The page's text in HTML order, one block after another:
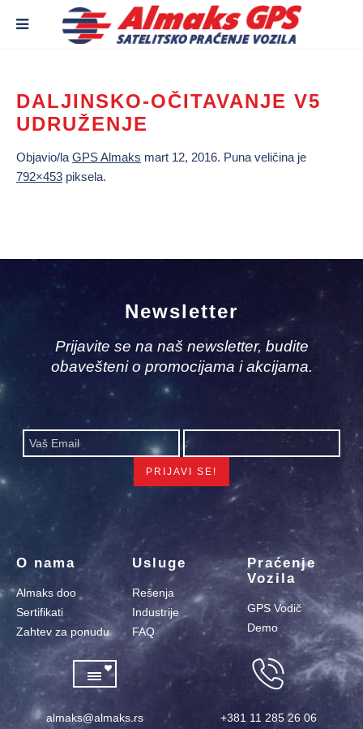
DALJINSKO-OČITAVANJE V5
UDRUŽENJE
Objavio/la GPS Almaks mart 12, 2016. Puna veličina je
792×453 piksela.
Newsletter
Prijavite se na naš newsletter, budite
obavešteni o promocijama i akcijama.
O nama
Almaks doo
Sertifikati
Zahtev za ponudu
Usluge
Rešenja
Industrije
FAQ
Praćenje
Vozila
GPS Vodič
Demo
almaks@almaks.rs +381 11 285 26 06